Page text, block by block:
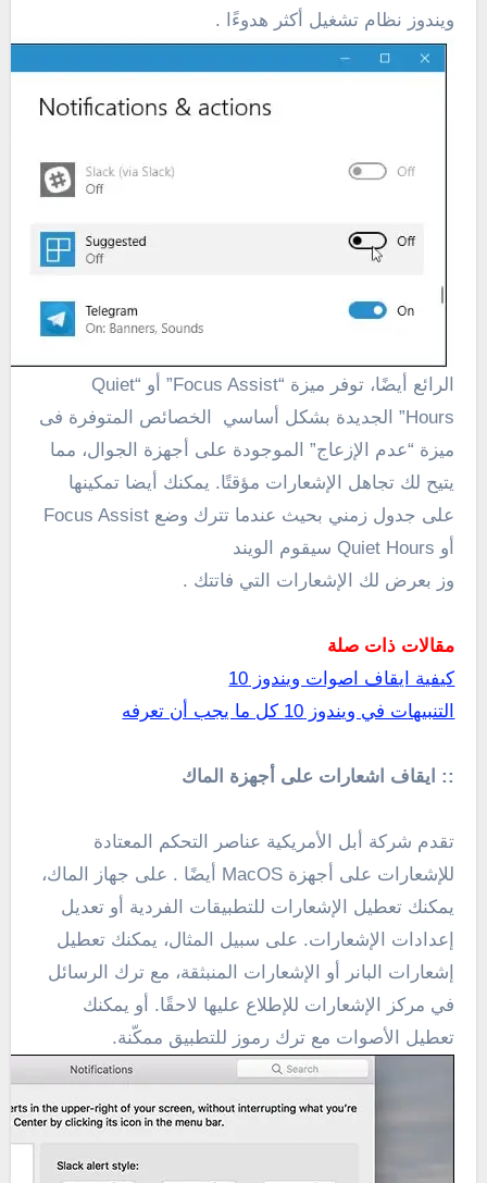
ويندوز نظام تشغيل أكثر هدوءًا .
الرائع أيضًا، توفر ميزة “Focus Assist” أو “Quiet
Hours” الجديدة بشكل أساسي الخصائص المتوفرة فى
ميزة “عدم الإزعاج” الموجودة على أجهزة الجوال، مما
يتيح لك تجاهل الإشعارات مؤقتًا. يمكنك أيضا تمكينها
على جدول زمني بحيث عندما تترك وضع Focus Assist
أو Quiet Hours سيقوم الويند
وز بعرض لك الإشعارات التي فاتتك .
مقالات ذات صلة
كيفية ايقاف اصوات ويندوز 10
التنبيهات في ويندوز 10 كل ما يجب أن تعرفه
:: ايقاف اشعارات على أجهزة الماك
تقدم شركة أبل الأمريكية عناصر التحكم المعتادة
للإشعارات على أجهزة MacOS أيضًا . على جهاز الماك،
يمكنك تعطيل الإشعارات للتطبيقات الفردية أو تعديل
إعدادات الإشعارات. على سبيل المثال، يمكنك تعطيل
إشعارات البانر أو الإشعارات المنبثقة، مع ترك الرسائل
في مركز الإشعارات للإطلاع عليها لاحقًا. أو يمكنك
تعطيل الأصوات مع ترك رموز للتطبيق ممكّنة.